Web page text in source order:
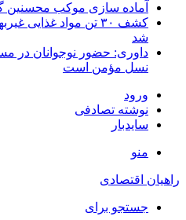
آماده سازی موکب محسنین
کشف ۳۰ تن مواد غذایی
شد
داوری: حضور نوجوانان در
نسل مؤمن است
ورود
نوشته تصادفی
سایدبار
منو
راهیان اقتصادی
جستجو برای